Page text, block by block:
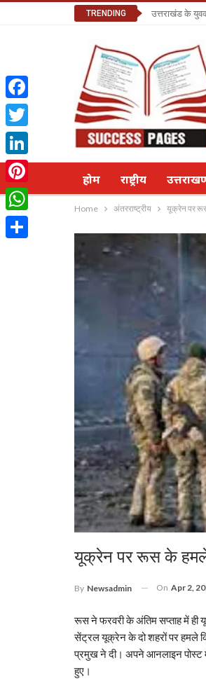
TRENDING उत्तराखंड के युवक
होम राष्ट्रीय
Home अंतरराष्ट्रीय यूक्रेन पर
यूक्रेन पर रूस के हमले
By Newsadmin On Apr 2,
रूस ने फरवरी के अंतिम सप्ताह में
सेंट्रल यूक्रेन के दो शहरों पर हमले
प्रमुख ने दी। अपने आनलाइन पोस्ट
हुए।
Facebook
Twitter
LinkedIn
Pinterest
WhatsApp